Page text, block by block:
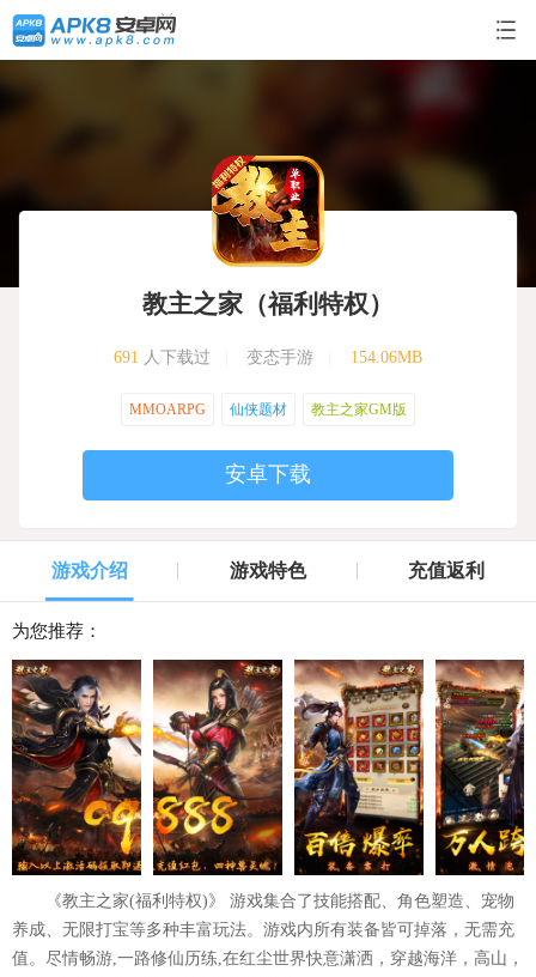
教主之家（福利特权）
691 人下载过 变态手游 154.06MB
MMOARPG 仙侠题材 教主之家GM版
安卓下载
游戏介绍 游戏特色 充值返利
为您推荐：
《教主之家(福利特权)》 游戏集合了技能搭配、角色塑造、宠物
养成、无限打宝等多种丰富玩法。游戏内所有装备皆可掉落，无需充
值。尽情畅游,一路修仙历练,在红尘世界快意潇洒，穿越海洋，高山，